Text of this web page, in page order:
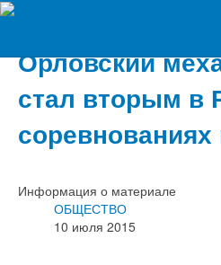
Орловский
стал вторым в
соревнованиях
Информация о материале
ОБЩЕСТВО
10 июля 2015